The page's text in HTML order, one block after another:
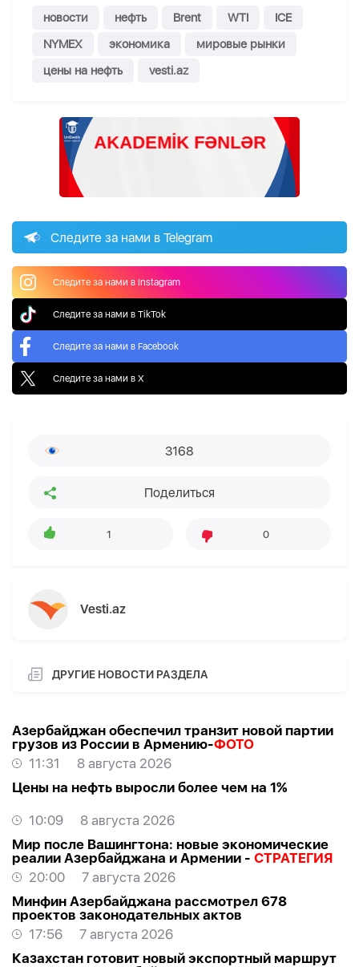
новости нефть Brent WTI
ICE
NYMEX
экономика
мировые рынки
цены на нефть
vesti.az
Следите за нами в Telegram
Следите за нами в Instagram
Следите за нами в TikTok
Следите за нами в Facebook
Следите за нами в X
3168
Поделиться
1 0
Vesti.az
ДРУГИЕ НОВОСТИ РАЗДЕЛА
Азербайджан обеспечил транзит новой партии
грузов из России в Армению-ФОТО
11:31
8 августа 2026
Цены на нефть выросли более чем на 1%
10:09
8 августа 2026
Мир после Вашингтона: новые экономические
реалии Азербайджана и Армении - СТРАТЕГИЯ
20:00
7 августа 2026
Минфин Азербайджана рассмотрел 678
проектов законодательных актов
17:56
7 августа 2026
Казахстан готовит новый экспортный маршрут